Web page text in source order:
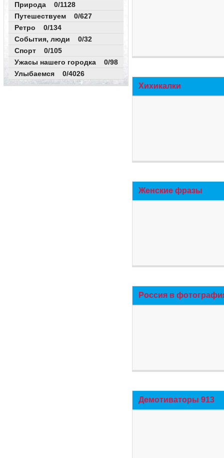
Природа 0/1128
Путешествуем 0/627
Ретро 0/134
События, люди 0/32
Спорт 0/105
Ужасы нашего городка 0/98
Улыбаемся 0/4026
Хихикалки
Женские фразы
Россия в
Демотиваторы 913